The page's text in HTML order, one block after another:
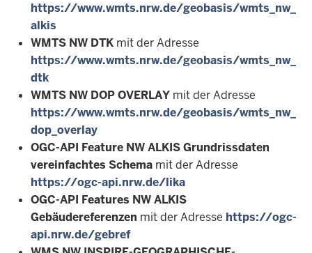
https://www.wmts.nrw.de/geobasis/wmts_nw_
alkis
WMTS NW DTK mit der Adresse
https://www.wmts.nrw.de/geobasis/wmts_nw_
dtk
WMTS NW DOP OVERLAY mit der Adresse
https://www.wmts.nrw.de/geobasis/wmts_nw_
dop_overlay
OGC-API Feature NW ALKIS Grundrissdaten
vereinfachtes Schema mit der Adresse
https://ogc-api.nrw.de/lika
OGC-API Features NW ALKIS
Gebäudereferenzen mit der Adresse https://ogc-
api.nrw.de/gebref